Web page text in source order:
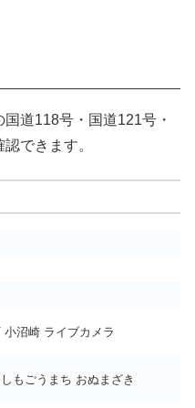
道118号・国道121号・
できます。
小沼崎 ライブカメラ
もごうまち おぬまざき